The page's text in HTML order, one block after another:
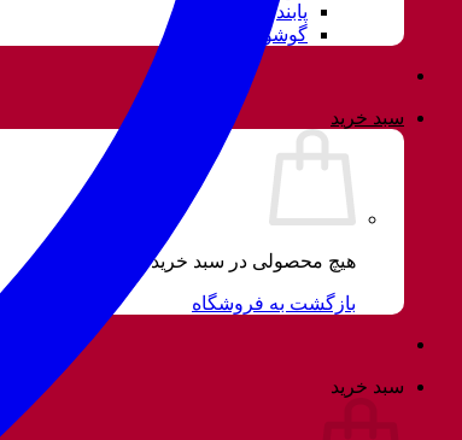
پابند
گوشواره
سبد خرید
هیچ محصولی در سبد خرید نیست.
بازگشت به فروشگاه
سبد خرید